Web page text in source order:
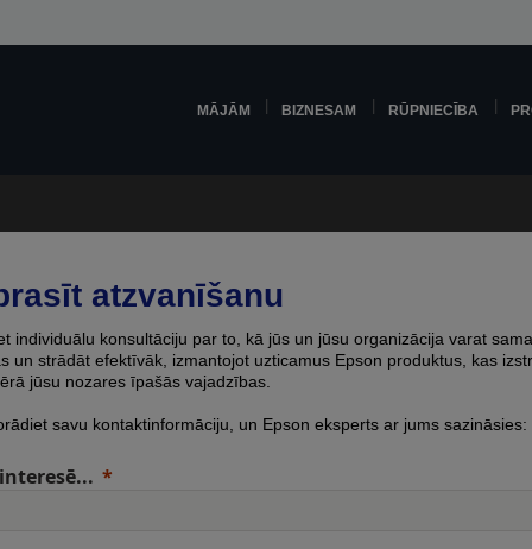
MĀJĀM BIZNESAM RŪPNIECĪBA
atzvanīšanu
individuālu konsultāciju par to, kā jūs un jūsu organizācija varat
un strādāt efektīvāk, izmantojot uzticamus Epson produktus, kas
jūsu nozares īpašās vajadzības.
savu kontaktinformāciju, un Epson eksperts ar jums sazināsies: